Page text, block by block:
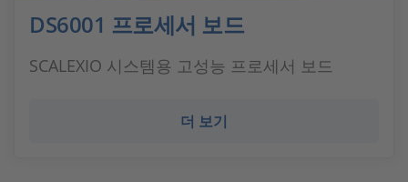
DS6001 프로세서 보드
SCALEXIO 시스템용 고성능 프로세서 보드
더 보기